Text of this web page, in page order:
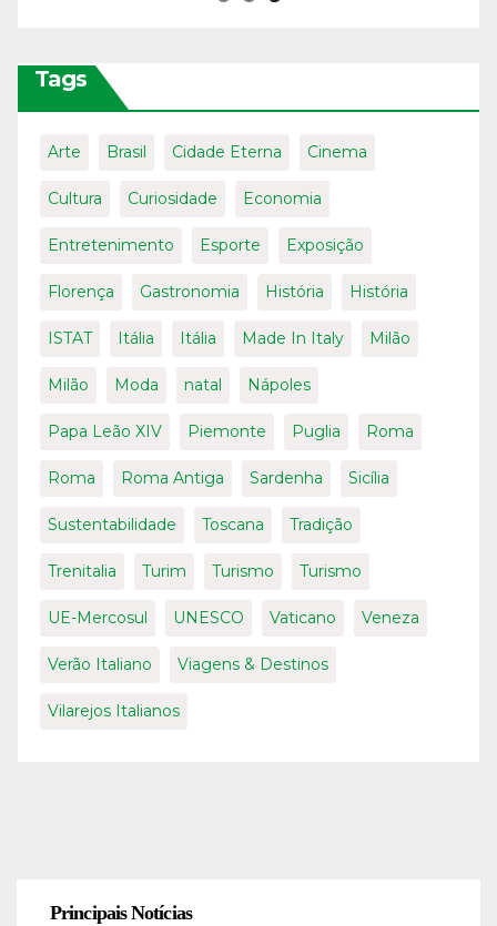
Tags
Arte Brasil Cidade Eterna Cinema
Cultura Curiosidade Economia
Entretenimento Esporte Exposição
Florença Gastronomia História História
ISTAT Itália Itália Made In Italy Milão
Milão Moda natal Nápoles
Papa Leão XIV Piemonte Puglia Roma
Roma Roma Antiga Sardenha Sicília
Sustentabilidade Toscana Tradição
Trenitalia Turim Turismo Turismo
UE-Mercosul UNESCO Vaticano Veneza
Verão Italiano Viagens & Destinos
Vilarejos Italianos
Principais Notícias